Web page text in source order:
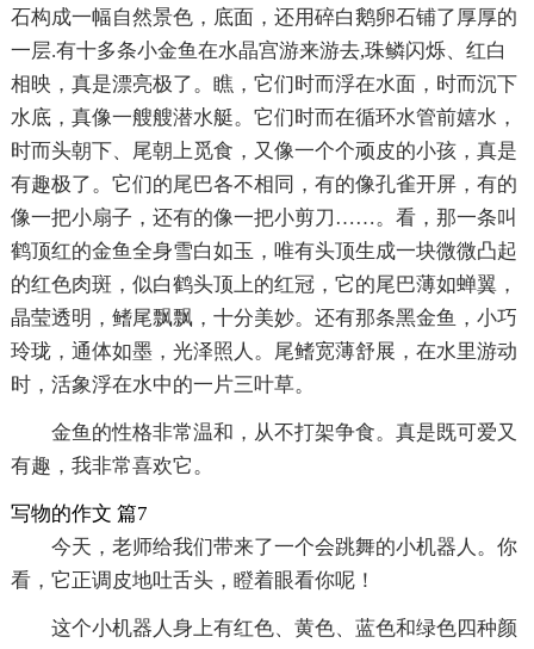
石构成一幅自然景色，底面，还用碎白鹅卵石铺了厚厚的
一层.有十多条小金鱼在水晶宫游来游去,珠鳞闪烁、红白
相映，真是漂亮极了。瞧，它们时而浮在水面，时而沉下
水底，真像一艘艘潜水艇。它们时而在循环水管前嬉水，
时而头朝下、尾朝上觅食，又像一个个顽皮的小孩，真是
有趣极了。它们的尾巴各不相同，有的像孔雀开屏，有的
像一把小扇子，还有的像一把小剪刀……。看，那一条叫
鹤顶红的金鱼全身雪白如玉，唯有头顶生成一块微微凸起
的红色肉斑，似白鹤头顶上的红冠，它的尾巴薄如蝉翼，
晶莹透明，鳍尾飘飘，十分美妙。还有那条黑金鱼，小巧
玲珑，通体如墨，光泽照人。尾鳍宽薄舒展，在水里游动
时，活象浮在水中的一片三叶草。
金鱼的性格非常温和，从不打架争食。真是既可爱又
有趣，我非常喜欢它。
写物的作文 篇7
今天，老师给我们带来了一个会跳舞的小机器人。你
看，它正调皮地吐舌头，瞪着眼看你呢！
这个小机器人身上有红色、黄色、蓝色和绿色四种颜